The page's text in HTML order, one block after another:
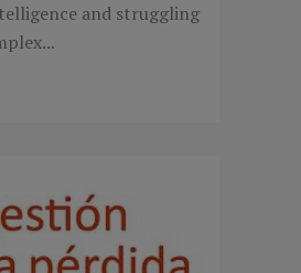
and struggling